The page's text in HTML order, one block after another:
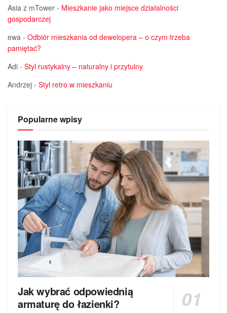
Asia z mTower - Mieszkanie jako miejsce działalności
gospodarczej
ewa - Odbiór mieszkania od dewelopera – o czym trzeba
pamiętać?
Adi - Styl rustykalny – naturalny i przytulny
Andrzej - Styl retro w mieszkaniu
Popularne wpisy
Jak wybrać odpowiednią
armaturę do łazienki?